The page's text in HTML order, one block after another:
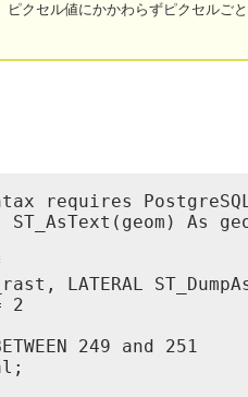
ピクセル値にかかわらずピクセルご
requires
ST_AsText(geom) As
LATERAL
2
249 and 251